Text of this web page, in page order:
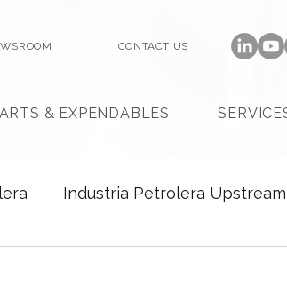
CONTACT US
& EXPENDABLES
Industria Petrolera Upstream